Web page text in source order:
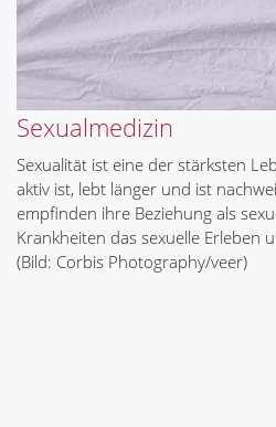
Sexualmedizin
Sexualität ist eine der stärksten
aktiv ist, lebt länger und ist
empfinden ihre Beziehung als
Krankheiten das sexuelle Erleben
(Bild: Corbis Photography/veer)